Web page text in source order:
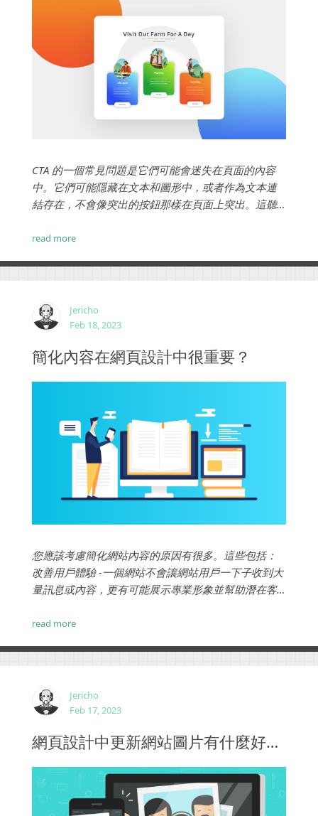
CTA 的一個常見問題是它們可能會迷失在頁面的內容
中。它們可能隱藏在文本和圖形中，或者作為文本連
結存在，不會像突出的按鈕那樣在頁面上突出。這聽
CTA，他們就不太可能採取您希望他們採取的行動。要
read more
Jericho
Feb 18, 2023
簡化內容在網頁設計中很重要？
您應該考慮簡化網站內容的原因有很多。這些包括：
改善用戶體驗 -一個網站不會讓網站用戶一下子收到大
量訊息或內容，更有可能展示專業形象並幫助潛在客
頁設計中的 極簡主義最近變得越來越流行，並且看起
read more
Jericho
Feb 17, 2023
網頁設計中更新網站圖片有什麼好處？